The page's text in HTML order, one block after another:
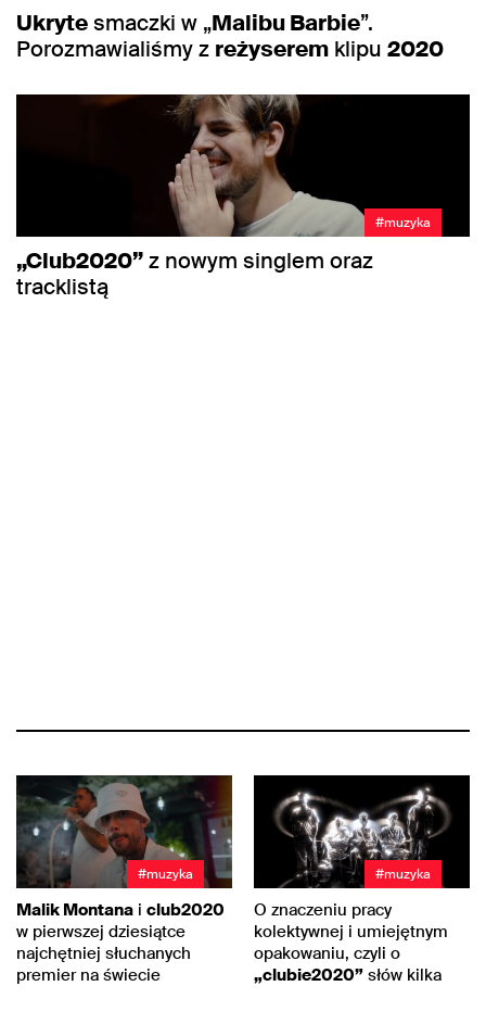
Ukrytesmaczki w „Malibu Barbie”.
Porozmawialiśmy z reżyserem klipu 2020
#muzyka
„Club2020”z nowym singlem oraz
tracklistą
#muzyka
Malik Montana i club2020
w pierwszej dziesiątce
najchętniej słuchanych
premier na świecie
#muzyka
O znaczeniu pracy
kolektywnej i umiejętnym
opakowaniu, czyli o
„clubie2020” słów kilka